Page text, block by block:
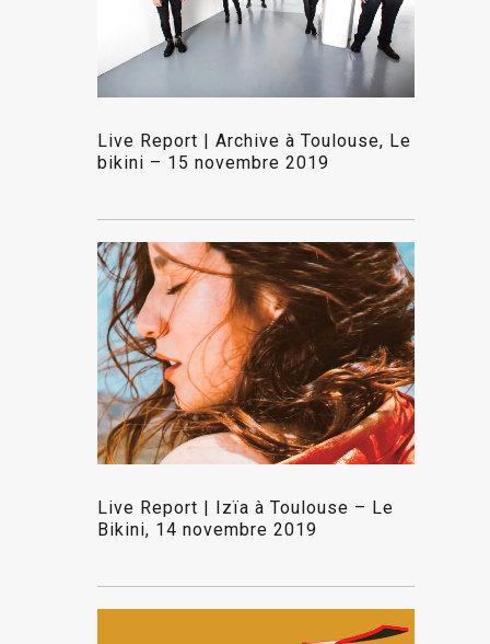
Live Report | Archive à Toulouse, Le
bikini – 15 novembre 2019
Live Report | Izïa à Toulouse – Le
Bikini, 14 novembre 2019